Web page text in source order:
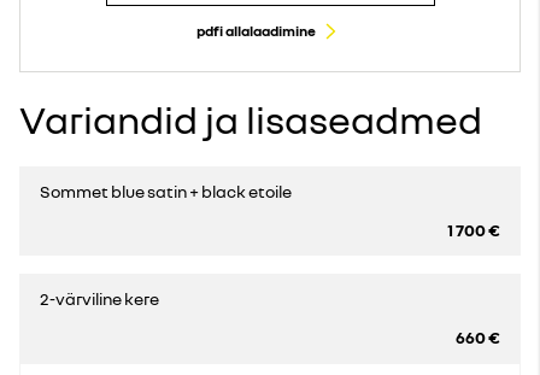
pdfi allalaadimine
Variandid ja lisaseadmed
Sommet blue satin + black etoile
1 700 €
2-värviline kere
660 €